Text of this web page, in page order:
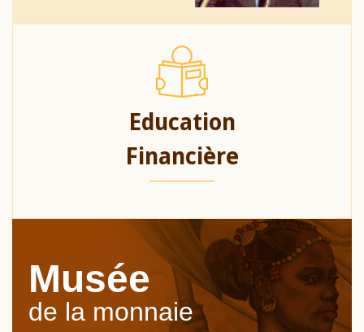
Education
Financière
Musée
de la monnaie